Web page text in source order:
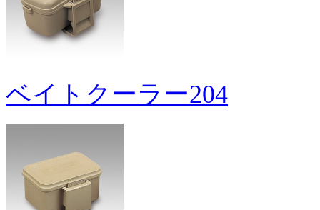
ベイトクーラー204